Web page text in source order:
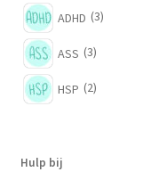
ADHD (3)
ASS (3)
HSP (2)
Hulp bij